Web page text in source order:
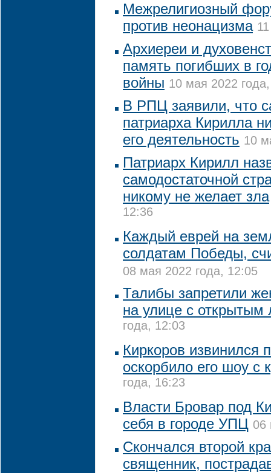
Межрелигиозный
против неонацизма
Архиереи и
память погибших в
войны 10 мая 2022
В РПЦ заявили, что
патриарха Кирилла
его деятельность 10
Патриарх Кирилл
самодостаточной
никому не желает зла
12:36
Каждый еврей на
солдатам Победы,
08 мая 2022 года, 12:05
Талибы запретили
на улице с открытым
года, 12:03
Киркоров извинился
оскорбило его шоу с
года, 16:23
Власти Бровар под
себя в городе УПЦ 06
Скончался второй
священник,